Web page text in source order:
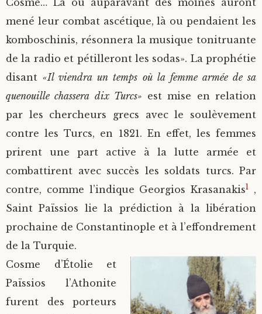
Cosme… Là où auparavant des moines auront
mené leur combat ascétique, là ou pendaient les
komboschinis, résonnera la musique tonitruante
de la radio et pétilleront les sodas». La prophétie
disant«Il viendra un temps où la femme armée de sa
quenouille chassera dix Turcs» est mise en relation
par les chercheurs grecs avec le soulèvement
contre les Turcs, en 1821. En effet, les femmes
prirent une part active à la lutte armée et
combattirent avec succès les soldats turcs. Par
contre, comme l’indique Georgios Krasanakis1
,
Saint Païssios lie la prédiction à la libération
prochaine de Constantinople et à l’effondrement
de la Turquie.
Cosme d’Étolie et
Païssios l’Athonite
furent des porteurs